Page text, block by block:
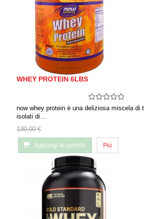
WHEY PROTEIN 6LBS
now whey protein è una deliziosa miscela di
isolati di…
130,00 €
Aggiungi al carrello Più